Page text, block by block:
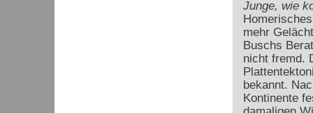
Junge, wie
mehr
Buschs
nicht fremd.
bekannt.
Kontinente